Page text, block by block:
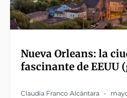
Nueva Orleans: la
fascinante de EEUU
Claudia Franco Alcántara